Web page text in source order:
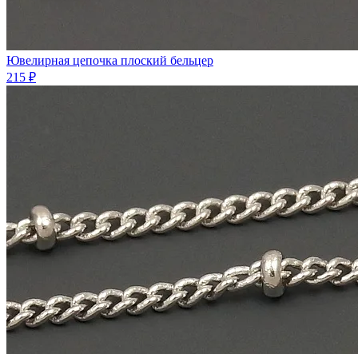
Ювелирная цепочка плоский бельцер
215 ₽